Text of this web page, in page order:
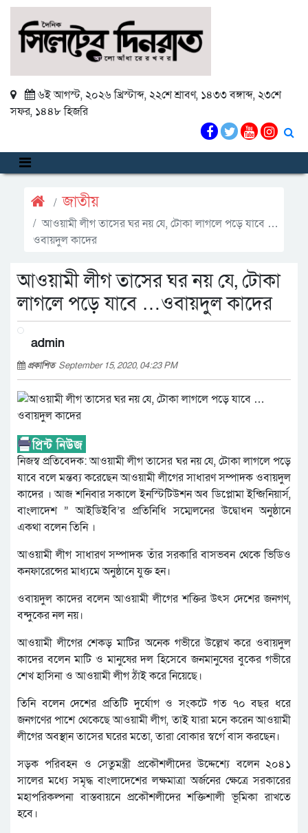
৬ই আগস্ট, ২০২৬ খ্রিস্টাব্দ, ২২শে শ্রাবণ, ১৪৩৩ বঙ্গাব্দ, ২৩শে
সফর, ১৪৪৮ হিজরি
জাতীয়
আওয়ামী লীগ তাসের ঘর নয় যে, টোকা লাগলে পড়ে যাবে …
ওবায়দুল কাদের
আওয়ামী লীগ তাসের ঘর নয় যে, টোকা
লাগলে পড়ে যাবে …ওবায়দুল কাদের
admin
প্রকাশিত September 15, 2020, 04:23 PM
নিজস্ব প্রতিবেদক: আওয়ামী লীগ তাসের ঘর নয় যে, টোকা লাগলে পড়ে
যাবে বলে মন্তব্য করেছেন আওয়ামী লীগের সাধারণ সম্পাদক ওবায়দুল
কাদের । আজ শনিবার সকালে ইনস্টিটিউশন অব ডিপ্লোমা ইন্জিনিয়ার্স,
বাংলাদেশ ” আইডিইবি’র প্রতিনিধি সম্মেলনের উদ্বোধন অনুষ্ঠানে
একথা বলেন তিনি ।
আওয়ামী লীগ সাধারণ সম্পাদক তাঁর সরকারি বাসভবন থেকে ভিডিও
কনফারেন্সের মাধ্যমে অনুষ্ঠানে যুক্ত হন।
ওবায়দুল কাদের বলেন আওয়ামী লীগের শক্তির উৎস দেশের জনগণ,
বন্দুকের নল নয়।
আওয়ামী লীগের শেকড় মাটির অনেক গভীরে উল্লেখ করে ওবায়দুল
কাদের বলেন মাটি ও মানুষের দল হিসেবে জনমানুষের বুকের গভীরে
শেখ হাসিনা ও আওয়ামী লীগ ঠাঁই করে নিয়েছে।
তিনি বলেন দেশের প্রতিটি দুর্যোগ ও সংকটে গত ৭০ বছর ধরে
জনগণের পাশে থেকেছে আওয়ামী লীগ, তাই যারা মনে করেন আওয়ামী
লীগের অবস্থান তাসের ঘরের মতো, তারা বোকার স্বর্গে বাস করছেন।
সড়ক পরিবহন ও সেতুমন্ত্রী প্রকৌশলীদের উদ্দেশ্যে বলেন ২০৪১
সালের মধ্যে সমৃদ্ধ বাংলাদেশের লক্ষমাত্রা অর্জনের ক্ষেত্রে সরকারের
মহাপরিকল্পনা বাস্তবায়নে প্রকৌশলীদের শক্তিশালী ভূমিকা রাখতে
হবে।